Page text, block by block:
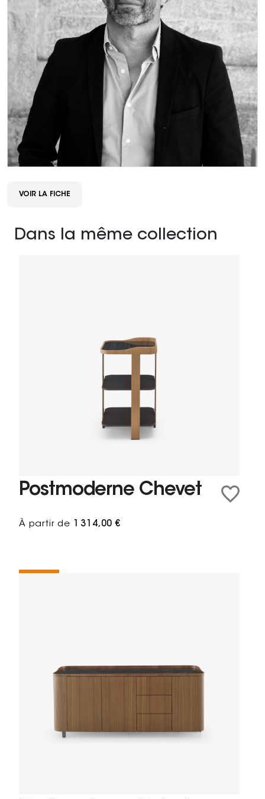
VOIR LA FICHE
Dans la même collection
Postmoderne Chevet
À partir de 1 314,00 €